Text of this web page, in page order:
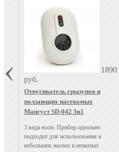
1890
руб.
Отпугиватель грызунов и
ползающих насекомых
Мангуст SD-042 3в1
3 вида волн. Прибор идеально
подходит для использования в
небольших жилых и нежилых